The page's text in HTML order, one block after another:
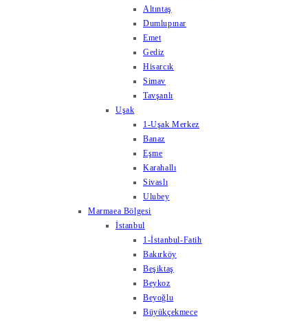
Altıntaş
Dumlupınar
Emet
Gediz
Hisarcık
Simav
Tavşanlı
Uşak
1-Uşak Merkez
Banaz
Eşme
Karahallı
Sivaslı
Ulubey
Marmaea Bölgesi
İstanbul
1-İstanbul-Fatih
Bakırköy
Beşiktaş
Beykoz
Beyoğlu
Büyükçekmece